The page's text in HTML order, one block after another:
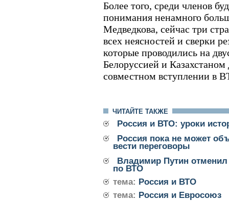
Более того, среди членов
понимания ненамного
Медведкова, сейчас три
всех неясностей и сверки
которые проводились на
Белоруссией и
совместном вступлении в
ЧИТАЙТЕ ТАКЖЕ
Россия и ВТО: уроки
Россия пока не может
вести переговоры
Владимир Путин
по ВТО
тема: Россия и ВТО
тема: Россия и Евросоюз